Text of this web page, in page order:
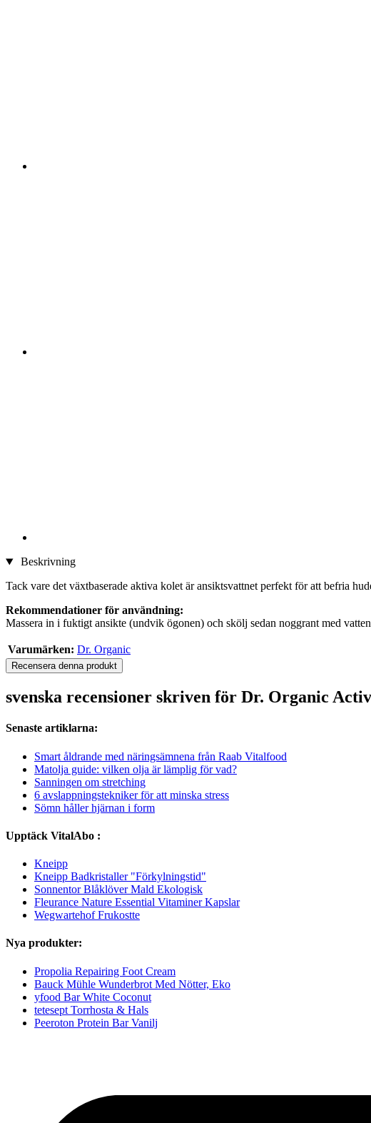
Beskrivning
Tack vare det växtbaserade aktiva kolet är ansiktsvattnet perfekt för att befria
Rekommendationer för användning:
Massera in i fuktigt ansikte (undvik ögonen) och skölj sedan noggrant med
Varumärken: Dr. Organic
Recensera denna produkt
svenska recensioner skriven för Dr. Organic
Senaste artiklarna:
Smart åldrande med näringsämnena från Raab Vitalfood
Matolja guide: vilken olja är lämplig för vad?
Sanningen om stretching
6 avslappningstekniker för att minska stress
Sömn håller hjärnan i form
Upptäck VitalAbo :
Kneipp
Kneipp Badkristaller "Förkylningstid"
Sonnentor Blåklöver Mald Ekologisk
Fleurance Nature Essential Vitaminer Kapslar
Wegwartehof Frukostte
Nya produkter:
Propolia Repairing Foot Cream
Bauck Mühle Wunderbrot Med Nötter, Eko
yfood Bar White Coconut
tetesept Torrhosta & Hals
Peeroton Protein Bar Vanilj